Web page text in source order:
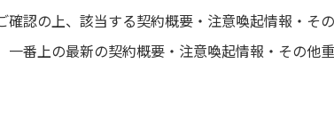
認の上、該当する契約概要・注意喚起情報・そ
一番上の最新の契約概要・注意喚起情報・その他